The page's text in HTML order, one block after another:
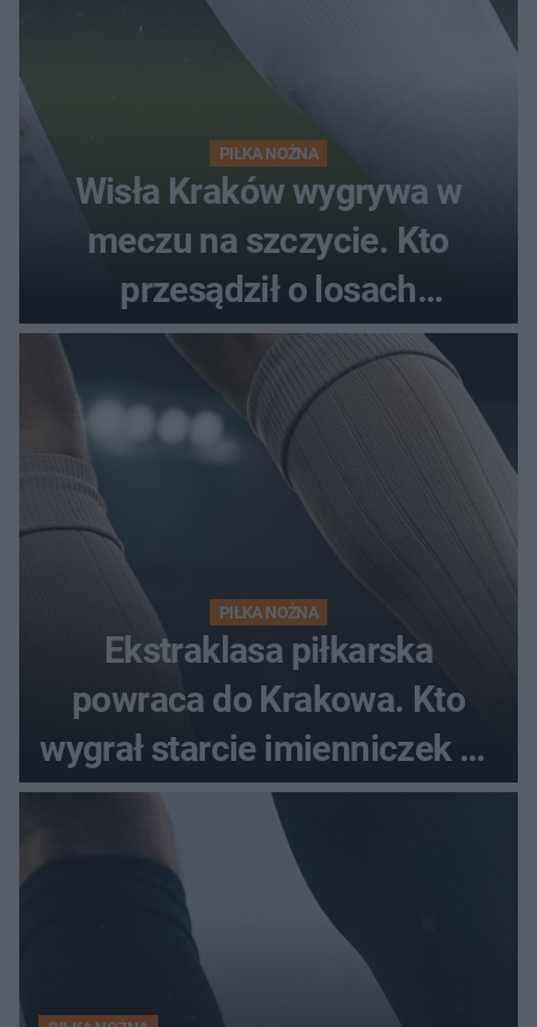
PIŁKA NOŻNA
Wisła Kraków wygrywa w
meczu na szczycie. Kto
przesądził o losach
spotkania?
PIŁKA NOŻNA
Ekstraklasa piłkarska
powraca do Krakowa. Kto
wygrał starcie imienniczek na
pełnym stadionie